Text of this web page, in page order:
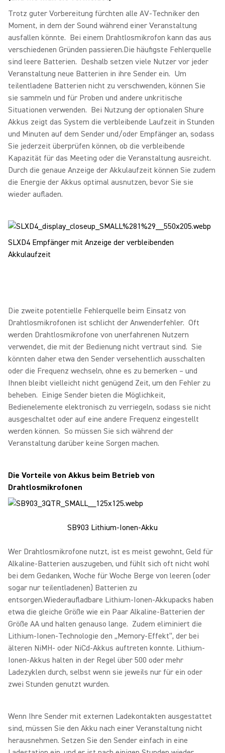
Trotz guter Vorbereitung fürchten alle AV-Techniker den
Moment, in dem der Sound während einer Veranstaltung
ausfallen könnte. Bei einem Drahtlosmikrofon kann das aus
verschiedenen Gründen passieren.Die häufigste Fehlerquelle
sind leere Batterien. Deshalb setzen viele Nutzer vor jeder
Veranstaltung neue Batterien in ihre Sender ein. Um
teilentladene Batterien nicht zu verschwenden, können Sie
sie sammeln und für Proben und andere unkritische
Situationen verwenden. Bei Nutzung der optionalen Shure
Akkus zeigt das System die verbleibende Laufzeit in Stunden
und Minuten auf dem Sender und/oder Empfänger an, sodass
Sie jederzeit überprüfen können, ob die verbleibende
Kapazität für das Meeting oder die Veranstaltung ausreicht.
Durch die genaue Anzeige der Akkulaufzeit können Sie zudem
die Energie der Akkus optimal ausnutzen, bevor Sie sie
wieder aufladen.
SLXD4 Empfänger mit Anzeige der verbleibenden
Akkulaufzeit
Die zweite potentielle Fehlerquelle beim Einsatz von
Drahtlosmikrofonen ist schlicht der Anwenderfehler. Oft
werden Drahtlosmikrofone von unerfahrenen Nutzern
verwendet, die mit der Bedienung nicht vertraut sind. Sie
könnten daher etwa den Sender versehentlich ausschalten
oder die Frequenz wechseln, ohne es zu bemerken – und
Ihnen bleibt vielleicht nicht genügend Zeit, um den Fehler zu
beheben. Einige Sender bieten die Möglichkeit,
Bedienelemente elektronisch zu verriegeln, sodass sie nicht
ausgeschaltet oder auf eine andere Frequenz eingestellt
werden können. So müssen Sie sich während der
Veranstaltung darüber keine Sorgen machen.
Die Vorteile von Akkus beim Betrieb von
Drahtlosmikrofonen
SB903 Lithium-Ionen-Akku
Wer Drahtlosmikrofone nutzt, ist es meist gewohnt, Geld für
Alkaline-Batterien auszugeben, und fühlt sich oft nicht wohl
bei dem Gedanken, Woche für Woche Berge von leeren (oder
sogar nur teilentladenen) Batterien zu
entsorgen.Wiederaufladbare Lithium-Ionen-Akkupacks haben
etwa die gleiche Größe wie ein Paar Alkaline-Batterien der
Größe AA und halten genauso lange. Zudem eliminiert die
Lithium-Ionen-Technologie den „Memory-Effekt“, der bei
älteren NiMH- oder NiCd-Akkus auftreten konnte. Lithium-
Ionen-Akkus halten in der Regel über 500 oder mehr
Ladezyklen durch, selbst wenn sie jeweils nur für ein oder
zwei Stunden genutzt wurden.
Wenn Ihre Sender mit externen Ladekontakten ausgestattet
sind, müssen Sie den Akku nach einer Veranstaltung nicht
herausnehmen. Setzen Sie den Sender einfach in eine